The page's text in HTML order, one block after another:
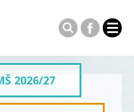
2026/27